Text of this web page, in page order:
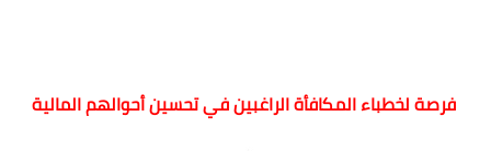
فرصة لخطباء المكافأة الراغبين في تحسين أحوالهم المالية